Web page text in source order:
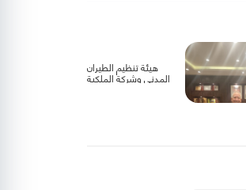
هيئة تنظيم الطيران
المدني وشركة الملكية
الأردنية تبحثان سبل